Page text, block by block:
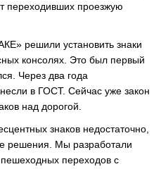
переходивших проезжую
решили установить знаки
консолях. Это был первый
Через два года
в ГОСТ. Сейчас уже закон
над дорогой.
знаков недостаточно,
решения. Мы разработали
переходов с